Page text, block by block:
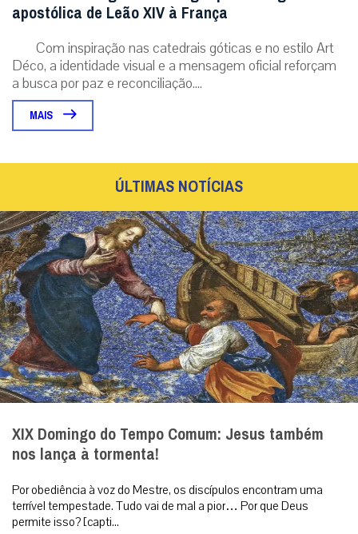
apostólica de Leão XIV à França
Com inspiração nas catedrais góticas e no estilo Art
Déco, a identidade visual e a mensagem oficial reforçam
a busca por paz e reconciliação....
MAIS
ÚLTIMAS NOTÍCIAS
XIX Domingo do Tempo Comum: Jesus também
nos lança à tormenta!
Por obediência à voz do Mestre, os discípulos encontram uma
terrível tempestade. Tudo vai de mal a pior… Por que Deus
permite isso? [capti...